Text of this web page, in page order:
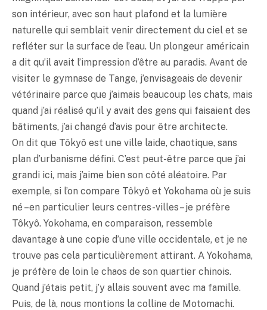
son intérieur, avec son haut plafond et la lumière
naturelle qui semblait venir directement du ciel et se
refléter sur la surface de l’eau. Un plongeur américain
a dit qu’il avait l’impression d’être au paradis. Avant de
visiter le gymnase de Tange, j’envisageais de devenir
vétérinaire parce que j’aimais beaucoup les chats, mais
quand j’ai réalisé qu’il y avait des gens qui faisaient des
bâtiments, j’ai changé d’avis pour être architecte.
On dit que Tôkyô est une ville laide, chaotique, sans
plan d’urbanisme défini. C’est peut-être parce que j’ai
grandi ici, mais j’aime bien son côté aléatoire. Par
exemple, si l’on compare Tôkyô et Yokohama où je suis
né – en particulier leurs centres-villes – je préfère
Tôkyô. Yokohama, en comparaison, ressemble
davantage à une copie d’une ville occidentale, et je ne
trouve pas cela particulièrement attirant. A Yokohama,
je préfère de loin le chaos de son quartier chinois.
Quand j’étais petit, j’y allais souvent avec ma famille.
Puis, de là, nous montions la colline de Motomachi.